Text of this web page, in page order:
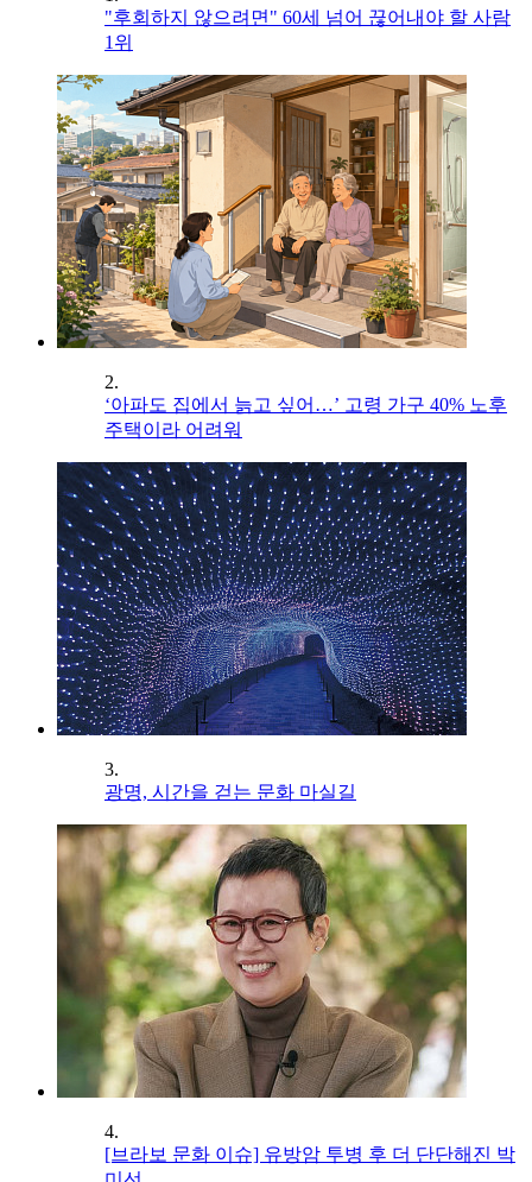
"후회하지 않으려면" 60세 넘어 끊어내야 할 사람
1위
2.
‘아파도 집에서 늙고 싶어…’ 고령 가구 40% 노후
주택이라 어려워
3.
광명, 시간을 걷는 문화 마실길
4.
[브라보 문화 이슈] 유방암 투병 후 더 단단해진 박